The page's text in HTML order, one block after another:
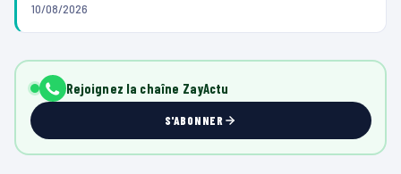
10/08/2026
Rejoignez la chaîne ZayActu
S'ABONNER